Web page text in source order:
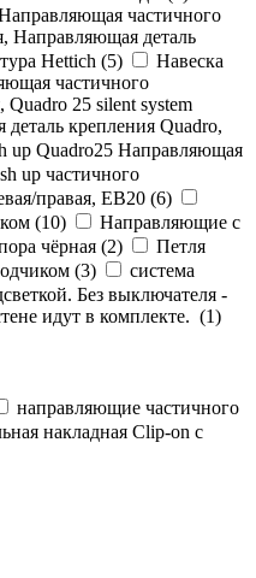
частичного
Направляющая деталь
Hettich (5)
Навеска
частичного
25 silent system
крепления Quadro,
up Quadro25 Направляющая
up частичного
правая, ЕВ20 (6)
(10)
Направляющие с
чёрная (2)
Петля
(3)
система
Без выключателя -
идут в комплекте. (1)
направляющие частичного
накладная Clip-on с